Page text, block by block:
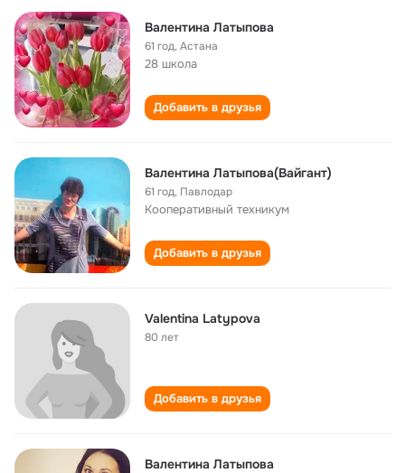
Валентина Латыпова
61 год,Астана
28 школа
Добавить в друзья
Валентина Латыпова(Вайгант)
61 год, Павлодар
Кооперативный техникум
Добавить в друзья
Valentina Latypova
80 лет
Добавить в друзья
Валентина Латыпова